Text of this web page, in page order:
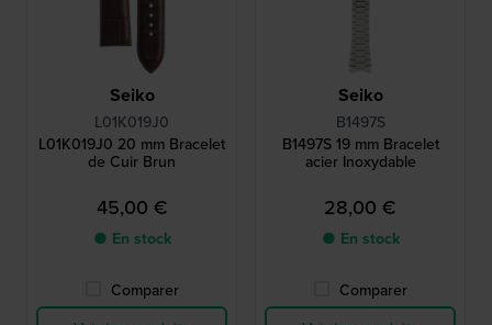
Seiko
L01K019J0
L01K019J0 20 mm Bracelet
de Cuir Brun
45,00 €
● En stock
Comparer
Seiko
B1497S
B1497S 19 mm Bracelet
acier Inoxydable
28,00 €
● En stock
Comparer